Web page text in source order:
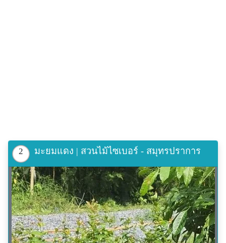
2 มะยมแดง | สวนไม้ไซเบอร์ - สมุทรปราการ